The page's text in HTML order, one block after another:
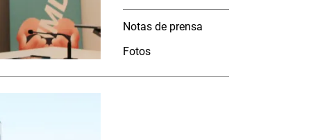
Notas de prensa
Fotos